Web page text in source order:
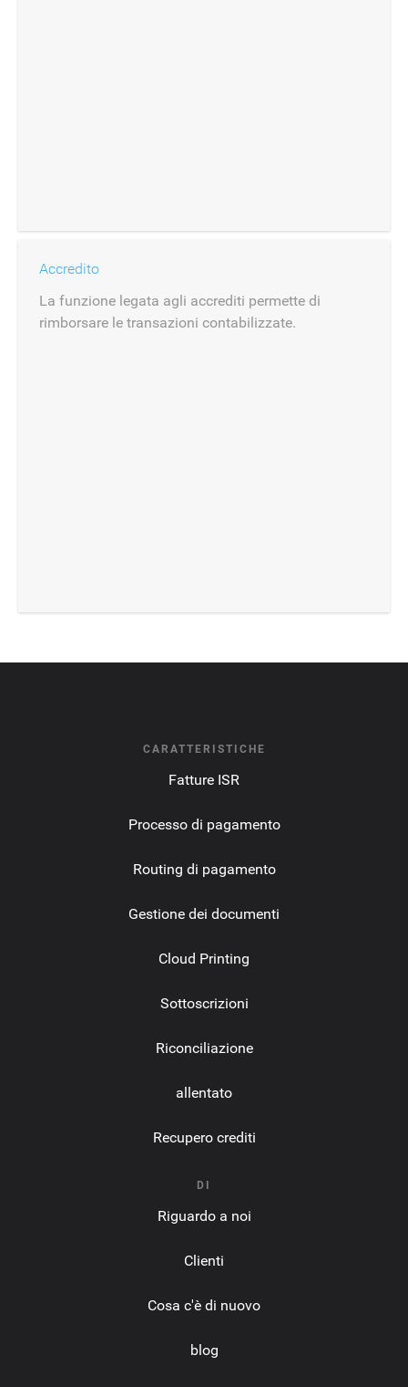
Accredito
La funzione legata agli accrediti permette di
rimborsare le transazioni contabilizzate.
CARATTERISTICHE
Fatture ISR
Processo di pagamento
Routing di pagamento
Gestione dei documenti
Cloud Printing
Sottoscrizioni
Riconciliazione
allentato
Recupero crediti
DI
Riguardo a noi
Clienti
Cosa c'è di nuovo
blog